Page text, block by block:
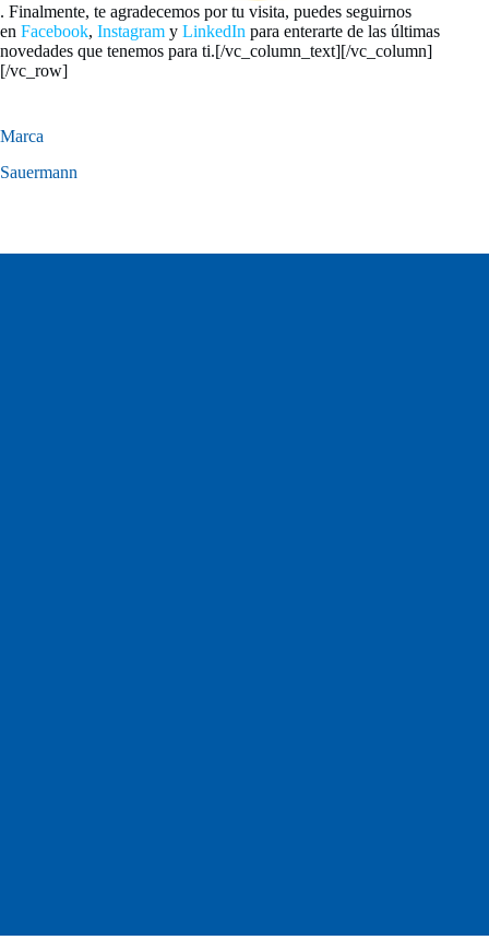
. Finalmente, te agradecemos por tu visita, puedes seguirnos
en Facebook, Instagram y LinkedIn para enterarte de las últimas
novedades que tenemos para ti.[/vc_column_text][/vc_column]
[/vc_row]
Marca
Sauermann